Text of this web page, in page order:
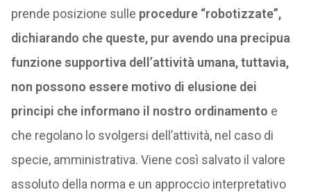
prende posizione sulle procedure “robotizzate”,
dichiarando che queste, pur avendo una precipua
funzione supportiva dell’attività umana, tuttavia,
non possono essere motivo di elusione dei
principi che informano il nostro ordinamento e
che regolano lo svolgersi dell’attività, nel caso di
specie, amministrativa. Viene così salvato il valore
assoluto della norma e un approccio interpretativo